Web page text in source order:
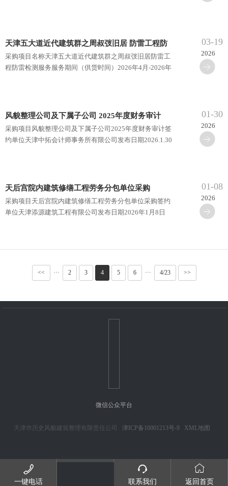
天津五大道近代建筑群之周叔弢旧居 防雷工程防
雷检测服务
采购项目名称天津五大道近代建筑群之周叔弢旧居防雷工
程防雷检测服务服务期间（供货时间）2026年4月-2026年
03-19
2026
风貌整理公司及下属子公司 2025年度财务审计
采购项目风貌整理公司及下属子公司2025年度财务审计签
约单位天津中拓会计师事务所有限公司发布日期2026.1.30
01-30
2026
天后宫院内建筑修缮工程劳务分包单位采购
采购项目天后宫院内建筑修缮工程劳务分包单位采购签约
单位天津添源建筑工程有限公司发布日期2026年1月8日
01-08
2026
<< ··· 2 3 4 5 6 ··· 4/23 >>
微信公众平台
天津市历史风貌建筑整理有限责任公司 津ICP备10001213号-9 XML地图

一键电话

联系我们

返回首页